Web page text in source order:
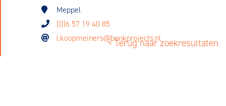
Meppel
(0)6 57 19 40 85
l.koopmeiners@benkprojects.nl< Terug naar zoekresultaten